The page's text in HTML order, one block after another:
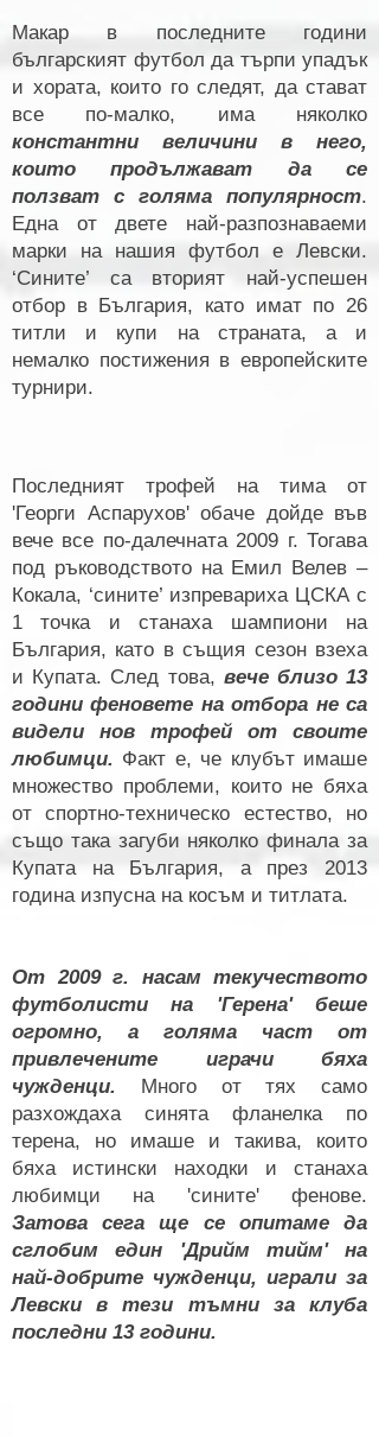
Макар в последните години
българският футбол да търпи упадък
и хората, които го следят, да стават
все по-малко, има няколко
константни величини в него,
които продължават да се
ползват с голяма популярност.
Една от двете най-разпознаваеми
марки на нашия футбол е Левски.
‘Сините’ са вторият най-успешен
отбор в България, като имат по 26
титли и купи на страната, а и
немалко постижения в европейските
турнири.
Последният трофей на тима от
'Георги Аспарухов' обаче дойде във
вече все по-далечната 2009 г. Тогава
под ръководството на Емил Велев –
Кокала, ‘сините’ изпревариха ЦСКА с
1 точка и станаха шампиони на
България, като в същия сезон взеха
и Купата. След това, вече близо 13
години феновете на отбора не са
видели нов трофей от своите
любимци. Факт е, че клубът имаше
множество проблеми, които не бяха
от спортно-техническо естество, но
също така загуби няколко финала за
Купата на България, а през 2013
година изпусна на косъм и титлата.
От 2009 г. насам текучеството
футболисти на 'Герена' беше
огромно, а голяма част от
привлечените играчи бяха
чужденци. Много от тях само
разхождаха синята фланелка по
терена, но имаше и такива, които
бяха истински находки и станаха
любимци на 'сините' фенове.
Затова сега ще се опитаме да
сглобим един 'Дрийм тийм' на
най-добрите чужденци, играли за
Левски в тези тъмни за клуба
последни 13 години.